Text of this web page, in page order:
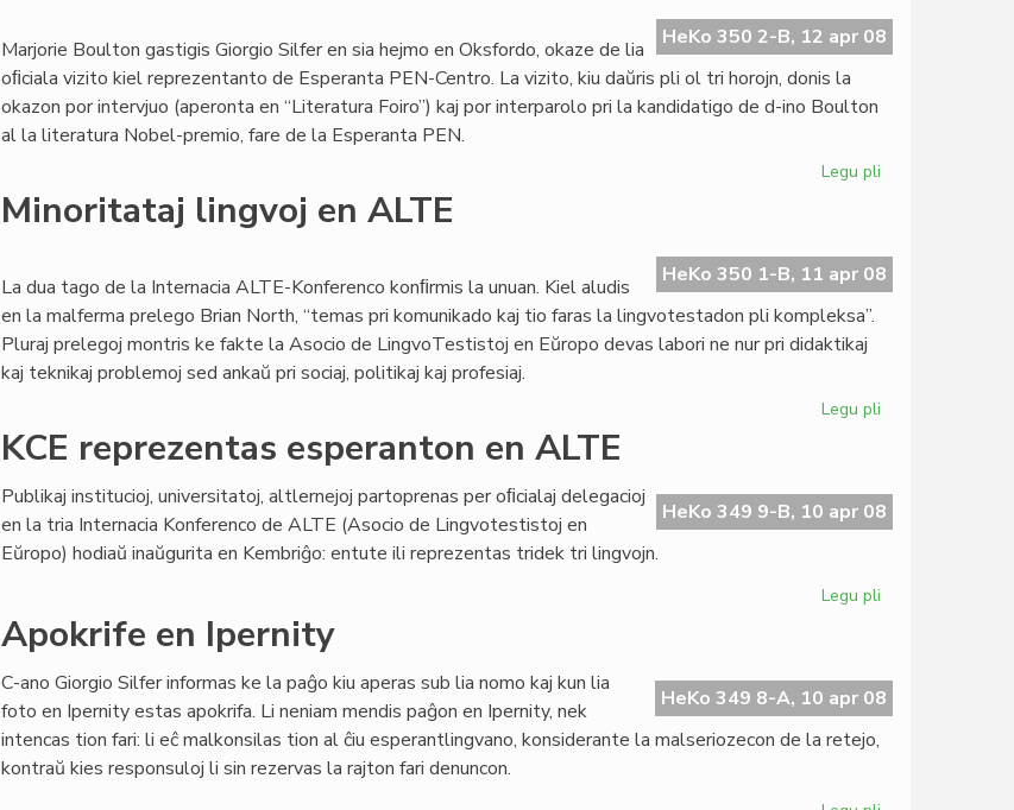
Memortago
de
HeKo 350 2-B, 12 apr 08
Marjorie Boulton gastigis Giorgio Silfer en sia hejmo en Oksfordo, okaze de lia
oﬁciala vizito kiel reprezentanto de Esperanta PEN-Centro. La vizito, kiu daŭris pli ol tri horojn, donis la
okazon por intervjuo (aperonta en “Literatura Foiro”) kaj por interparolo pri la kandidatigo de d-ino Boulton
al la literatura Nobel-premio, fare de la Esperanta PEN.
Legu pli
Minoritataj lingvoj en ALTE
HeKo 350 1-B, 11 apr 08
La dua tago de la Internacia ALTE-Konferenco konﬁrmis la unuan. Kiel aludis
en la malferma prelego Brian North, “temas pri komunikado kaj tio faras la lingvotestadon pli kompleksa”.
Pluraj prelegoj montris ke fakte la Asocio de LingvoTestistoj en Eŭropo devas labori ne nur pri didaktikaj
kaj teknikaj problemoj sed ankaŭ pri sociaj, politikaj kaj profesiaj.
Legu pli
ALTE
KCE reprezentas esperanton en ALTE
HeKo 349 9-B, 10 apr 08
Publikaj institucioj, universitatoj, altlernejoj partoprenas per oﬁcialaj delegacioj
en la tria Internacia Konferenco de ALTE (Asocio de Lingvotestistoj en
Eŭropo) hodiaŭ inaŭgurita en Kembriĝo: entute ili reprezentas tridek tri lingvojn.
Legu pli
en
ALTE
Apokrife en Ipernity
HeKo 349 8-A, 10 apr 08
C-ano Giorgio Silfer informas ke la paĝo kiu aperas sub lia nomo kaj kun lia
foto en Ipernity estas apokrifa. Li neniam mendis paĝon en Ipernity, nek
intencas tion fari: li eĉ malkonsilas tion al ĉiu esperantlingvano, konsiderante la malseriozecon de la retejo,
kontraŭ kies responsuloj li sin rezervas la rajton fari denuncon.